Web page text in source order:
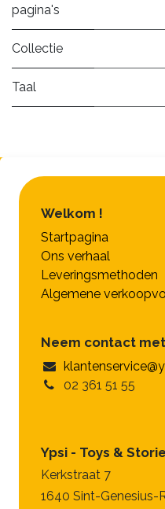
pagina's
Collectie
Taal
Welkom !
Startpagina
Ons verhaal
Leveringsmethoden
Algemene
Neem contact
02 361 51 55
Ypsi - Toys &
Kerkstraat 7
1640 Sint-Genesius-